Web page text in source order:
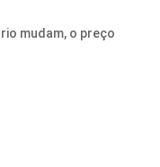
mudam, o preço